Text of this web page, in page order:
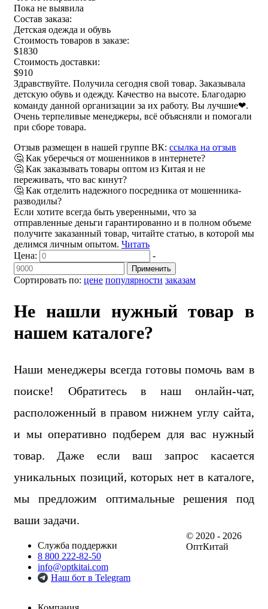
Пока не выявила
Состав заказа:
Детская одежда и обувь
Стоимость товаров в заказе:
$1830
Стоимость доставки:
$910
Здравствуйте. Получила сегодня свой товар. Заказывала
детскую обувь и одежду. Качество на высоте. Благодарю
команду данной организации за их работу. Вы лучшие❤.
Очень терпеливые менеджеры, всё объясняли и помогали
при сборе товара.
Отзыв размещен в нашей группе ВК: ссылка на отзыв
🤔 Как уберечься от мошенников в интернете?
🤔 Как заказывать товары оптом из Китая и не
переживать, что вас кинут?
🤔 Как отделить надежного посредника от мошенника-
разводилы?
Если хотите всегда быть уверенными, что за
отправленные деньги гарантированно и в полном объеме
получите заказанный товар, читайте статью, в которой мы
делимся личным опытом. Читать
Сортировать по: цене популярности заказам
Цена: -
Применить
Не нашли нужный товар в
нашем каталоге?
Наши менеджеры всегда готовы помочь вам в
поиске! Обратитесь в наш онлайн-чат,
расположенный в правом нижнем углу сайта,
и мы оперативно подберем для вас нужный
товар. Даже если ваш запрос касается
уникальных позиций, которых нет в каталоге,
мы предложим оптимальные решения под
ваши задачи.
Служба поддержки
8 800 222-82-50
info@optkitai.com
Наш бот в Telegram
© 2020 - 2026
ОптКитай